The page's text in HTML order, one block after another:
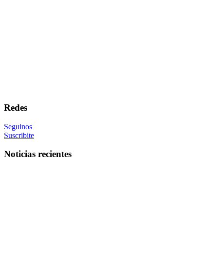
Redes
Seguinos
Suscribite
Noticias recientes